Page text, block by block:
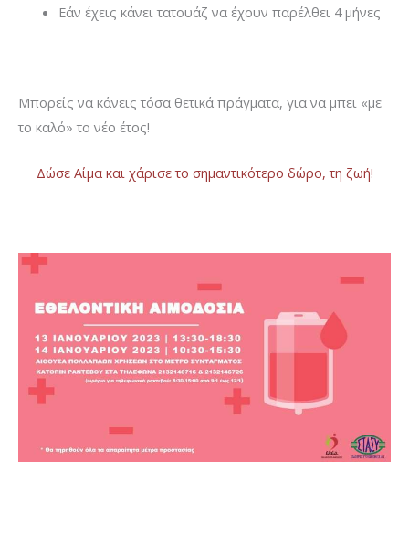
Εάν έχεις κάνει τατουάζ να έχουν παρέλθει 4 μήνες
Μπορείς να κάνεις τόσα θετικά πράγματα, για να μπει «με
το καλό» το νέο έτος!
Δώσε Αίμα και χάρισε το σημαντικότερο δώρο, τη ζωή!